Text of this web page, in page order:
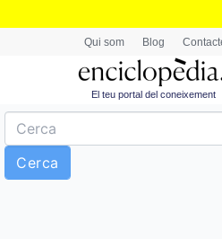
Qui som Blog
El teu portal del coneixement